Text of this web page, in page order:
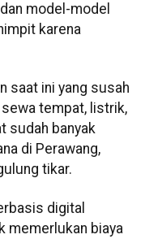
model-model
karena
saat ini yang susah
tempat, listrik,
sudah banyak
di Perawang,
tikar.
digital
memerlukan biaya